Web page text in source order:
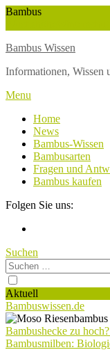
Skip
Bambus
Bambus Wissen
Informationen, Wissen
Menu
Home
News
Bambus-Wissen
Bambusarten
Fragen und
Bambus kaufen
Folgen Sie uns:
Suchen
Suchen
nach:
Aktuell
Bambuswissen.de
Bambushecke zu
Bambusmilben: